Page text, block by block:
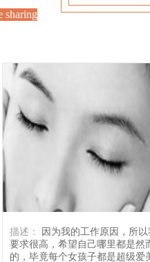
sharing
描述：
要求很高，希望自己哪里都是然
的，毕竟每个女孩子都是超级爱